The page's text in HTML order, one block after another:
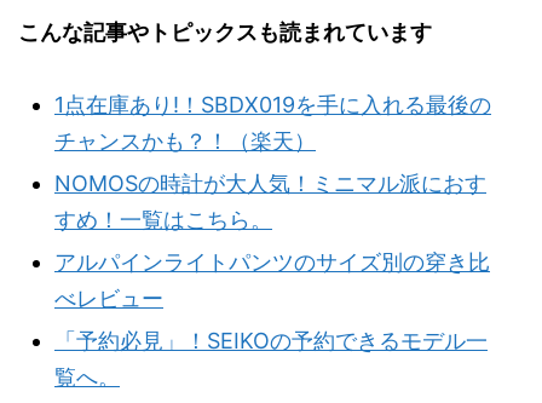
こんな記事やトピックスも読まれています
1点在庫あり!！SBDX019を手に入れる最後の
チャンスかも？！（楽天）
NOMOSの時計が大人気！ミニマル派におす
すめ！一覧はこちら。
アルパインライトパンツのサイズ別の穿き比
べレビュー
「予約必見」！SEIKOの予約できるモデル一
覧へ。